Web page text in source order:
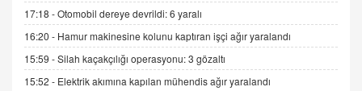
15.09.2025 16:17
SEHER EREK
Kış Ayları Geldi, Hangi Önlemler Alınmalı?
9.12.2025 10:11
17:18 -Otomobil dereye devrildi: 6 yaralı
16:20 - Hamur makinesine kolunu kaptıran işçi ağır yaralandı
15:59 -Silah kaçakçılığı operasyonu: 3 gözaltı
15:52 - Elektrik akımına kapılan mühendis ağır yaralandı